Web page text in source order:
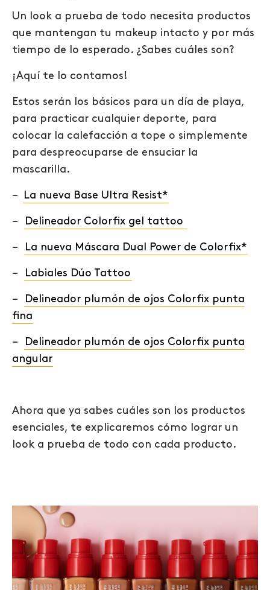
Un look a prueba de todo necesita productos
que mantengan tu makeup intacto y por más
tiempo de lo esperado. ¿Sabes cuáles son?
¡Aquí te lo contamos!
Estos serán los básicos para un día de playa,
para practicar cualquier deporte, para
colocar la calefacción a tope o simplemente
para despreocuparse de ensuciar la
mascarilla.
– La nueva Base Ultra Resist*
– Delineador Colorfix gel tattoo
– La nueva Máscara Dual Power de Colorfix*
– Labiales Dúo Tattoo
–
Delineador plumón de ojos Colorfix punta
fina
–
Delineador plumón de ojos Colorfix punta
angular
Ahora que ya sabes cuáles son los productos
esenciales, te explicaremos cómo lograr un
look a prueba de todo con cada producto.